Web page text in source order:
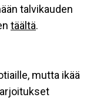
talvikauden
täältä.
mutta ikää